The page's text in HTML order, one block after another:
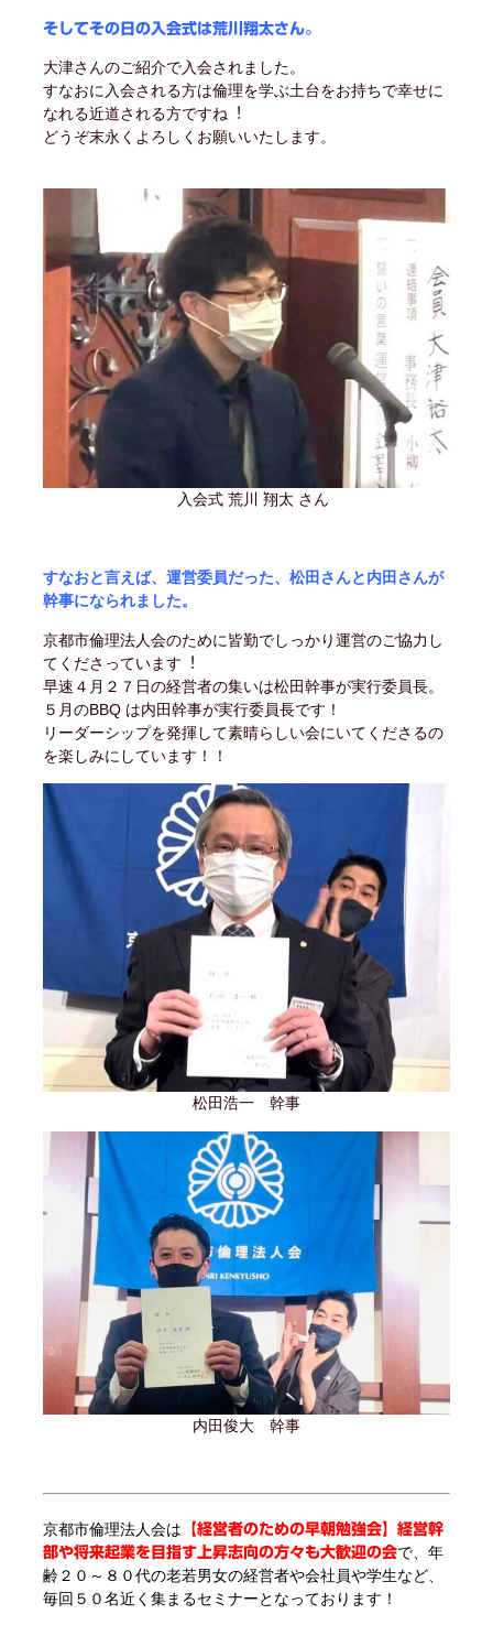
そしてその日の入会式は荒川翔太さん。
大津さんのご紹介で入会されました。
すなおに入会される方は倫理を学ぶ土台をお持ちで幸せに
なれる近道される方ですね︕
どうぞ末永くよろしくお願いいたします。
入会式 荒川 翔太 さん
すなおと言えば、運営委員だった、松田さんと内田さんが
幹事になられました。
京都市倫理法人会のために皆勤でしっかり運営のご協力し
てくださっています︕
早速４月２７日の経営者の集いは松田幹事が実行委員長。
５月のBBQ は内田幹事が実行委員長です！
リーダーシップを発揮して素晴らしい会にいてくださるの
を楽しみにしています！！
松田浩一 幹事
内田俊大 幹事
京都市倫理法人会は 【経営者のための早朝勉強会】経営幹
部や将来起業を目指す上昇志向の方々も大歓迎の会で、年
齢２０～８０代の老若男女の経営者や会社員や学生など、
毎回５０名近く集まるセミナーとなっております！